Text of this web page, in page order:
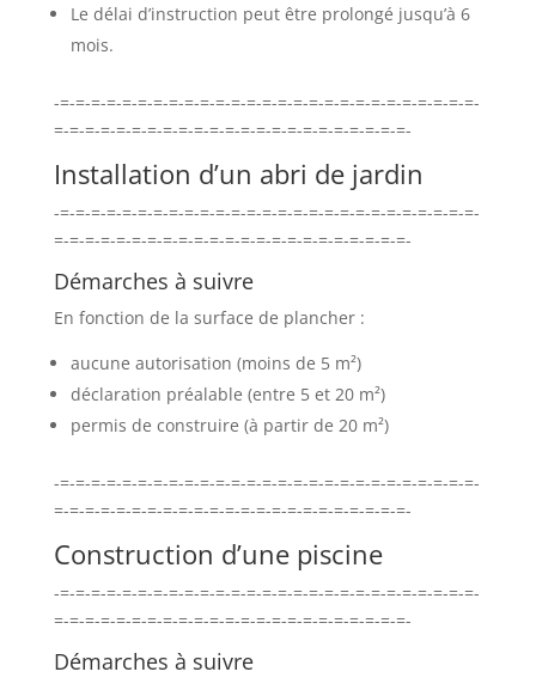
Le délai d’instruction peut être prolongé jusqu’à 6
mois.
-=-=-=-=-=-=-=-=-=-=-=-=-=-=-=-=-=-=-=-=-=-=-=-=-=-=-=-
=-=-=-=-=-=-=-=-=-=-=-=-=-=-=-=-=-=-=-=-=-=-=-
Installation d’un abri de jardin
-=-=-=-=-=-=-=-=-=-=-=-=-=-=-=-=-=-=-=-=-=-=-=-=-=-=-=-
=-=-=-=-=-=-=-=-=-=-=-=-=-=-=-=-=-=-=-=-=-=-=-
Démarches à suivre
En fonction de la surface de plancher :
aucune autorisation (moins de 5 m²)
déclaration préalable (entre 5 et 20 m²)
permis de construire (à partir de 20 m²)
-=-=-=-=-=-=-=-=-=-=-=-=-=-=-=-=-=-=-=-=-=-=-=-=-=-=-=-
=-=-=-=-=-=-=-=-=-=-=-=-=-=-=-=-=-=-=-=-=-=-=-
Construction d’une piscine
-=-=-=-=-=-=-=-=-=-=-=-=-=-=-=-=-=-=-=-=-=-=-=-=-=-=-=-
=-=-=-=-=-=-=-=-=-=-=-=-=-=-=-=-=-=-=-=-=-=-=-
Démarches à suivre